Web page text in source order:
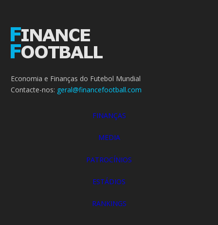
Economia e Finanças do Futebol Mundial
Contacte-nos: geral@financefootball.com
FINANÇAS
MEDIA
PATROCÍNIOS
ESTÁDIOS
RANKINGS